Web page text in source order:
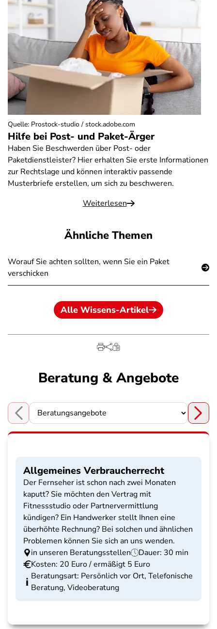
Hilfe bei Post- und Paket-Ärger
Haben Sie Beschwerden über Post- oder
Paketdienstleister? Hier erhalten Sie erste Informationen
zur Rechtslage und können interaktiv passende
Musterbriefe erstellen, um sich zu beschweren.
Weiterlesen
Quelle: Prostock-studio / stock.adobe.com
Ähnliche Themen
Worauf Sie achten sollten, wenn Sie ein Paket
verschicken
Alle Wissens-Artikel
Beratung & Angebote
Choose a section
Allgemeines Verbraucherrecht
Der Fernseher ist schon nach zwei Monaten
kaputt? Sie möchten den Vertrag mit
Fitnessstudio oder Partnervermittlung
kündigen? Ein Handwerker stellt Ihnen eine
überhöhte Rechnung? Bei solchen und ähnlichen
Problemen können Sie sich an uns wenden.
in unseren Beratungsstellen
Dauer: 30 min
Kosten: 20 Euro / ermäßigt 5 Euro
Beratungsart: Persönlich vor Ort, Telefonische
Beratung, Videoberatung